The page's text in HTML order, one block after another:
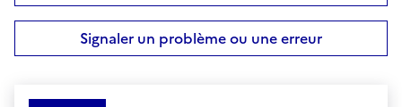
Signaler un problème ou une erreur